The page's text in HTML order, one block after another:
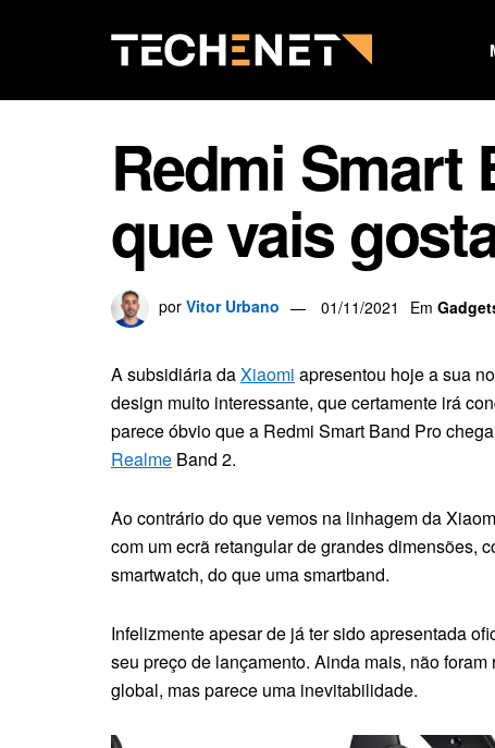
Redmi Smart
que vais
por Vitor Urbano 01/11/2021 Em
A subsidiária daXiaomi apresentou hoje a sua
design muito interessante, que certamente irá
parece óbvio que a Redmi Smart Band Pro
Realme Band 2.
Ao contrário do que vemos na linhagem da
com um ecrã retangular de grandes dimensões,
smartwatch, do que uma smartband.
Infelizmente apesar de já ter sido apresentada
seu preço de lançamento. Ainda mais, não
global, mas parece uma inevitabilidade.